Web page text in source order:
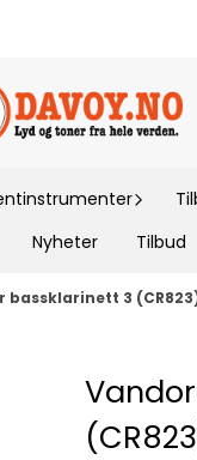
Nyheter Tilbud
bassklarinett 3